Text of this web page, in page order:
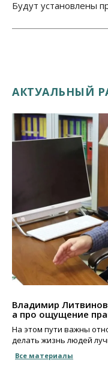
Будут установлены
АКТУАЛЬНЫЙ
Владимир
а про ощущение
На этом пути важны
делать жизнь людей
Все материалы